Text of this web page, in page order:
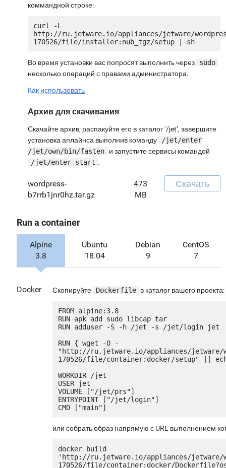
коммандной строке:
curl -L
http://ru.jetware.io/appliances/jetware/
Во время установки вас попросят выполнить через
sudo
несколько операций с правами администратора.
Как использовать
Архив для скачивания
Скачайте архив, распакуйте его в каталог ‘/jet’, завершите
установка аплайнса выполнив команду
/jet/enter
/jet/own/bin/fasten
и запустите сервисы командой
/jet/enter start .
wordpress-
b7rrb1jnr0hz.tar.gz
473
MB
Скачать
Run a container
Alpine
3.8
Ubuntu
18.04
Debian
9
CentOS
7
Docker Скопируйте Dockerfile в каталог вашего проекта:
FROM alpine:3.8
RUN apk add sudo libcap tar
RUN adduser -S -h /jet -s /jet/login jet
RUN { wget -O -
"http://ru.jetware.io/appliances/jetware/
170526/file/container:docker/setup" ||
WORKDIR /jet
USER jet
VOLUME ["/jet/prs"]
ENTRYPOINT ["/jet/login"]
или собрать образ напрямую с URL выполнением
docker build
'http://ru.jetware.io/appliances/jetware/